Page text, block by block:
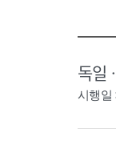
독일
시행일